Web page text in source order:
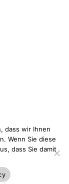
dass wir Ihnen
Wenn Sie diese
dass Sie damit